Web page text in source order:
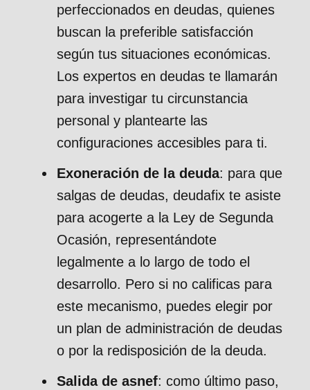
perfeccionados en deudas, quienes
buscan la preferible satisfacción
según tus situaciones económicas.
Los expertos en deudas te llamarán
para investigar tu circunstancia
personal y plantearte las
configuraciones accesibles para ti.
Exoneración de la deuda: para que
salgas de deudas, deudafix te asiste
para acogerte a la Ley de Segunda
Ocasión, representándote
legalmente a lo largo de todo el
desarrollo. Pero si no calificas para
este mecanismo, puedes elegir por
un plan de administración de deudas
o por la redisposición de la deuda.
Salida de asnef: como último paso,